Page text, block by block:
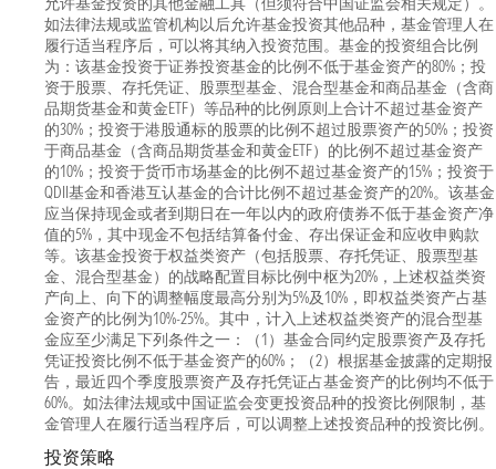
如法律法规或监管机构以后允许基金投资其他品种，基金管理人在
履行适当程序后，可以将其纳入投资范围。基金的投资组合比例
为：该基金投资于证券投资基金的比例不低于基金资产的80%；投
资于股票、存托凭证、股票型基金、混合型基金和商品基金（含商
品期货基金和黄金ETF）等品种的比例原则上合计不超过基金资产
的30%；投资于港股通标的股票的比例不超过股票资产的50%；投资
于商品基金（含商品期货基金和黄金ETF）的比例不超过基金资产
的10%；投资于货币市场基金的比例不超过基金资产的15%；投资于
QDII基金和香港互认基金的合计比例不超过基金资产的20%。该基金
应当保持现金或者到期日在一年以内的政府债券不低于基金资产净
值的5%，其中现金不包括结算备付金、存出保证金和应收申购款
等。该基金投资于权益类资产（包括股票、存托凭证、股票型基
金、混合型基金）的战略配置目标比例中枢为20%，上述权益类资
产向上、向下的调整幅度最高分别为5%及10%，即权益类资产占基
金资产的比例为10%-25%。其中，计入上述权益类资产的混合型基
金应至少满足下列条件之一：（1）基金合同约定股票资产及存托
凭证投资比例不低于基金资产的60%；（2）根据基金披露的定期报
告，最近四个季度股票资产及存托凭证占基金资产的比例均不低于
60%。如法律法规或中国证监会变更投资品种的投资比例限制，基
金管理人在履行适当程序后，可以调整上述投资品种的投资比例。
投资策略